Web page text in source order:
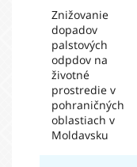
Znižovanie
dopadov
palstových
odpdov na
životné
prostredie v
pohraničných
oblastiach v
Moldavsku